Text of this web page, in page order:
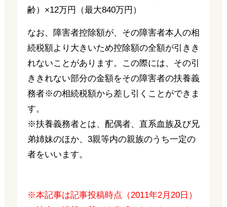
齢）×12万円（最大840万円）
なお、障害者控除額が、その障害者本人の相
続税額より大きいため控除額の全額が引きき
れないことがあります。この際には、その引
ききれない部分の金額をその障害者の扶養義
務者※の相続税額から差し引くことができま
す。
※扶養義務者とは、配偶者、直系血族及び兄
弟姉妹のほか、3親等内の親族のうち一定の
者をいいます。
※本記事は記事投稿時点（2011年2月20日）